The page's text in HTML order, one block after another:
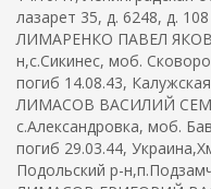
лазарет 35, д. 6248, д. 108
ЛИМАРЕНКО ПАВЕЛ
н,с.Сикинес, моб.
погиб 14.08.43,
ЛИМАСОВ ВАСИЛИЙ
с.Александровка, моб.
погиб 29.03.44,
Подольский р-